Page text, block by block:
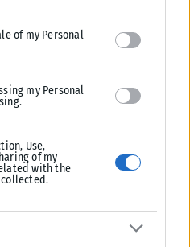
of my Personal
my Personal
Use,
of my
with the
collected.
πρωταθλητή πέτυχε ο δήμαρχος